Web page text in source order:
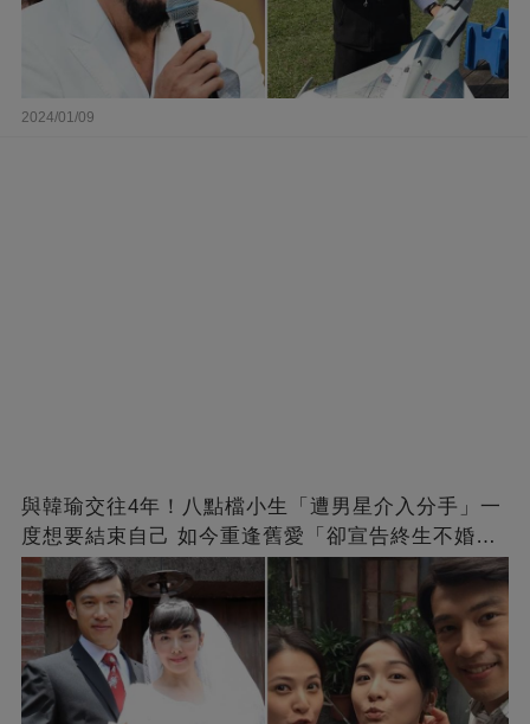
2024/01/09
與韓瑜交往4年！八點檔小生「遭男星介入分手」一
度想要結束自己 如今重逢舊愛「卻宣告終生不婚」
原因曝光